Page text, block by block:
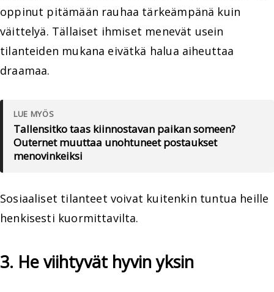
oppinut pitämään rauhaa tärkeämpänä kuin
väittelyä. Tällaiset ihmiset menevät usein
tilanteiden mukana eivätkä halua aiheuttaa
draamaa.
LUE MYÖS
Tallensitko taas kiinnostavan paikan someen?
Outernet muuttaa unohtuneet postaukset
menovinkeiksi
Sosiaaliset tilanteet voivat kuitenkin tuntua heille
henkisesti kuormittavilta.
3. He viihtyvät hyvin yksin